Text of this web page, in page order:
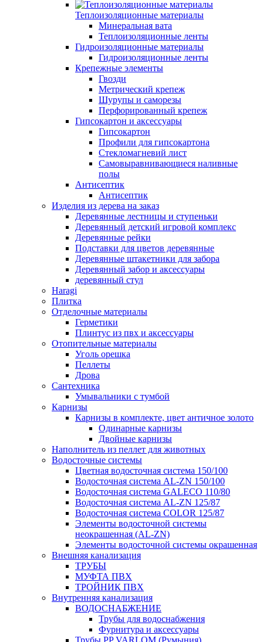
Теплоизоляционные материалы
Минеральная вата
Теплоизоляционные ленты
Гидроизоляционные материалы
Гидроизоляционные ленты
Крепежные элементы
Гвозди
Метрический крепеж
Шурупы и саморезы
Перфорированный крепеж
Гипсокартон и аксессуары
Гипсокартон
Профили для гипсокартона
Стекломагневий лист
Самовыравнивающиеся наливные
полы
Aнтисептик
Aнтисептик
Изделия из дерева на заказ
Деревянные лестницы и ступеньки
Деревянный детский игровой комплекс
Деревянные рейки
Подставки для цветов деревянные
Деревянные штакетники для забора
Деревянный забор и аксессуары
деревянный стул
Haragi
Плитка
Отделочные материалы
Герметики
Плинтус из пвх и аксессуары
Отопительные материалы
Уголь орешка
Пеллеты
Дрова
Сантехника
Умывальники с тумбой
Карнизы
Карнизы в комплекте, цвет античное золото
Одинарные карнизы
Двойные карнизы
Наполнитель из пеллет для животных
Водосточные системы
Цветная водосточная система 150/100
Водосточная система AL-ZN 150/100
Водосточная система GALECO 110/80
Водосточная система AL-ZN 125/87
Водосточная система COLOR 125/87
Элементы водосточной системы
неокрашенная (AL-ZN)
Элементы водосточной системы окрашенная
Внешняя канализация
ТРУБЫ
МУФТА ПВХ
ТРОЙНИК ПВХ
Внутренняя канализация
ВОДОСНАБЖЕНИЕ
Трубы для водоснабжения
Фурнитура и аксессуары